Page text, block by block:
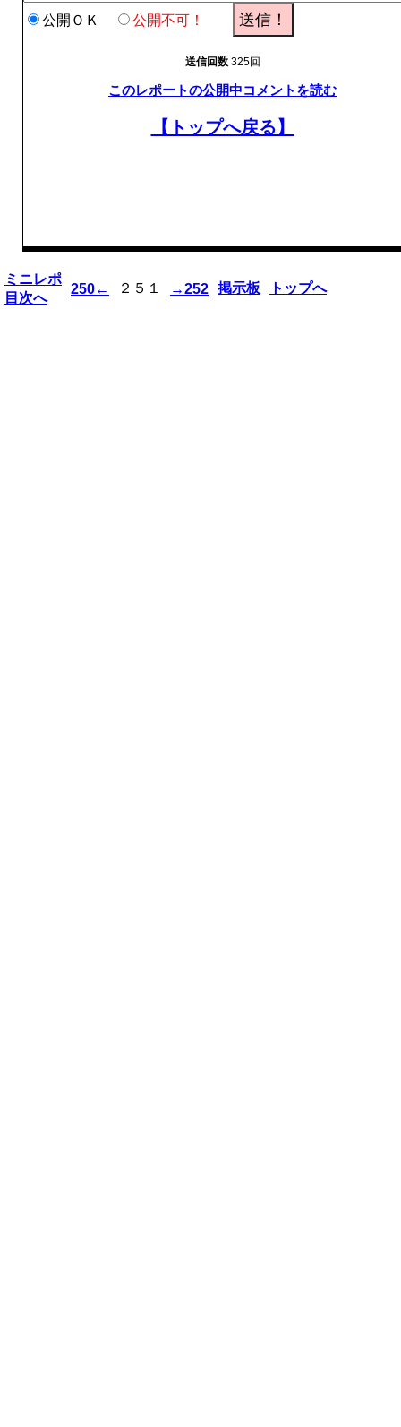
公開ＯＫ 公開不可！
送信回数325回
このレポートの公開中コメントを読む
【トップへ戻る】
ミニレポ
目次へ
250← ２５１ →252 掲示板 トップへ